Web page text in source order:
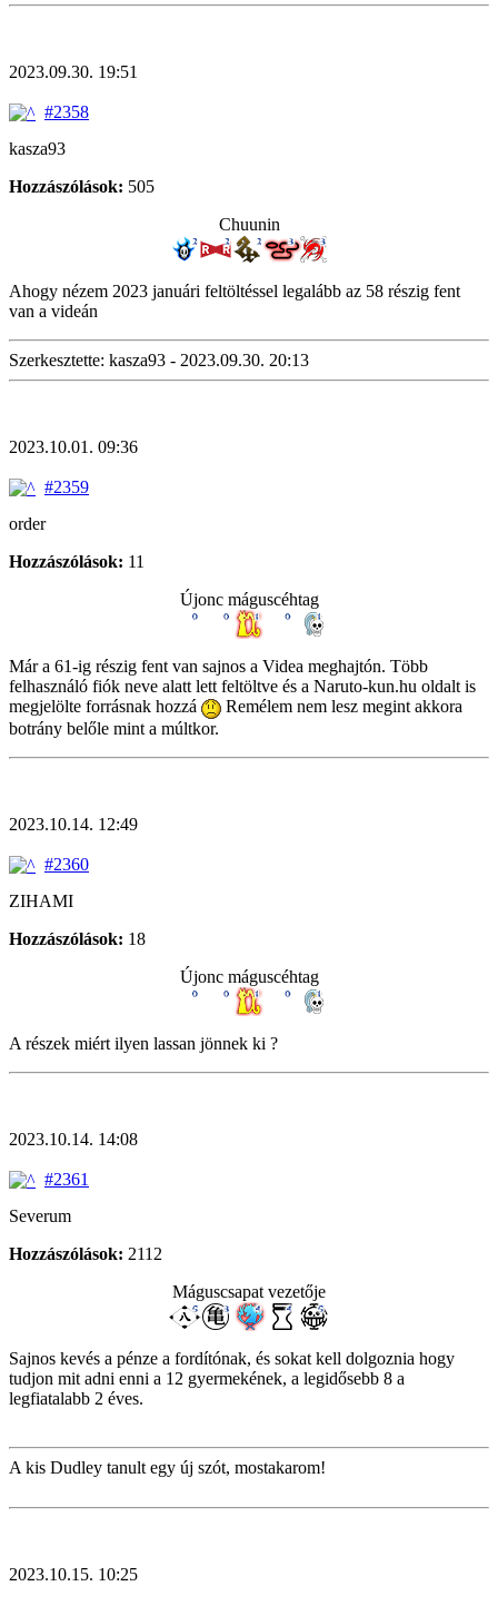
2023.09.30. 19:51
#2358
kasza93
Hozzászólások: 505
Chuunin
Ahogy nézem 2023 januári feltöltéssel legalább az 58 részig fent
van a videán
Szerkesztette: kasza93 - 2023.09.30. 20:13
2023.10.01. 09:36
#2359
order
Hozzászólások: 11
Újonc máguscéhtag
Már a 61-ig részig fent van sajnos a Videa meghajtón. Több
felhasználó fiók neve alatt lett feltöltve és a Naruto-kun.hu oldalt is
megjelölte forrásnak hozzá
Remélem nem lesz megint akkora
botrány belőle mint a múltkor.
2023.10.14. 12:49
#2360
ZIHAMI
Hozzászólások: 18
Újonc máguscéhtag
A részek miért ilyen lassan jönnek ki ?
2023.10.14. 14:08
#2361
Severum
Hozzászólások: 2112
Máguscsapat vezetője
Sajnos kevés a pénze a fordítónak, és sokat kell dolgoznia hogy
tudjon mit adni enni a 12 gyermekének, a legidősebb 8 a
legfiatalabb 2 éves.
A kis Dudley tanult egy új szót, mostakarom!
2023.10.15. 10:25